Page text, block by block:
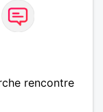
rencontre